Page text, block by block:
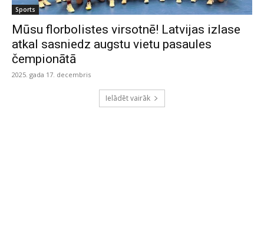
Sports
Mūsu florbolistes virsotnē! Latvijas izlase
atkal sasniedz augstu vietu pasaules
čempionātā
2025. gada 17. decembris
Ielādēt vairāk